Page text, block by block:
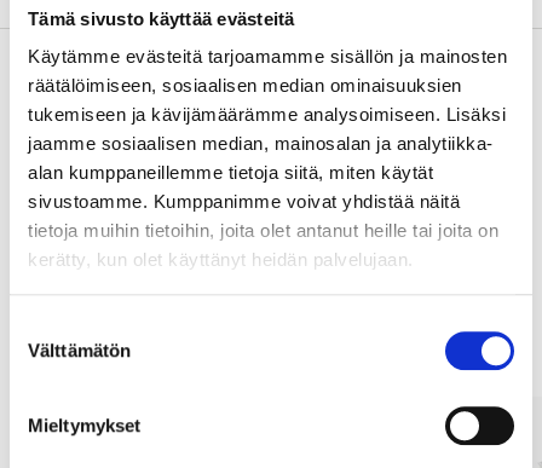
Tämä sivusto käyttää evästeitä
Käytämme evästeitä tarjoamamme sisällön ja mainosten
räätälöimiseen, sosiaalisen median ominaisuuksien
tukemiseen ja kävijämäärämme analysoimiseen. Lisäksi
jaamme sosiaalisen median, mainosalan ja analytiikka-
alan kumppaneillemme tietoja siitä, miten käytät
sivustoamme. Kumppanimme voivat yhdistää näitä
tietoja muihin tietoihin, joita olet antanut heille tai joita on
kerätty, kun olet käyttänyt heidän palvelujaan.
valinta
Välttämätön
Mieltymykset
Osta & Nouda
Osta verkosta ja nouda tavaratalosta jo 2 tunnin kuluttua!
LUE LISÄÄ